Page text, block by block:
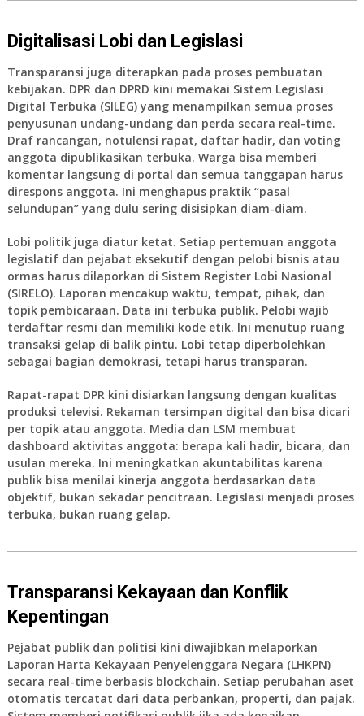
Digitalisasi Lobi dan Legislasi
Transparansi juga diterapkan pada proses pembuatan
kebijakan. DPR dan DPRD kini memakai Sistem Legislasi
Digital Terbuka (SILEG) yang menampilkan semua proses
penyusunan undang-undang dan perda secara real-time.
Draf rancangan, notulensi rapat, daftar hadir, dan voting
anggota dipublikasikan terbuka. Warga bisa memberi
komentar langsung di portal dan semua tanggapan harus
direspons anggota. Ini menghapus praktik “pasal
selundupan” yang dulu sering disisipkan diam-diam.
Lobi politik juga diatur ketat. Setiap pertemuan anggota
legislatif dan pejabat eksekutif dengan pelobi bisnis atau
ormas harus dilaporkan di Sistem Register Lobi Nasional
(SIRELO). Laporan mencakup waktu, tempat, pihak, dan
topik pembicaraan. Data ini terbuka publik. Pelobi wajib
terdaftar resmi dan memiliki kode etik. Ini menutup ruang
transaksi gelap di balik pintu. Lobi tetap diperbolehkan
sebagai bagian demokrasi, tetapi harus transparan.
Rapat-rapat DPR kini disiarkan langsung dengan kualitas
produksi televisi. Rekaman tersimpan digital dan bisa dicari
per topik atau anggota. Media dan LSM membuat
dashboard aktivitas anggota: berapa kali hadir, bicara, dan
usulan mereka. Ini meningkatkan akuntabilitas karena
publik bisa menilai kinerja anggota berdasarkan data
objektif, bukan sekadar pencitraan. Legislasi menjadi proses
terbuka, bukan ruang gelap.
Transparansi Kekayaan dan Konflik
Kepentingan
Pejabat publik dan politisi kini diwajibkan melaporkan
Laporan Harta Kekayaan Penyelenggara Negara (LHKPN)
secara real-time berbasis blockchain. Setiap perubahan aset
otomatis tercatat dari data perbankan, properti, dan pajak.